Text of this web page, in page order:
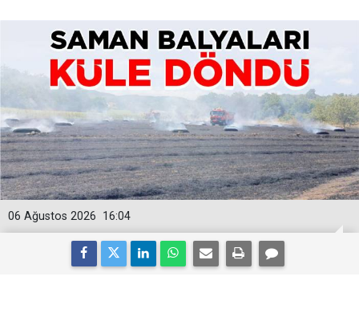
16:04
06 Ağustos 2026